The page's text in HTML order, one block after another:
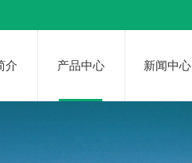
介 产品中心 新闻中心